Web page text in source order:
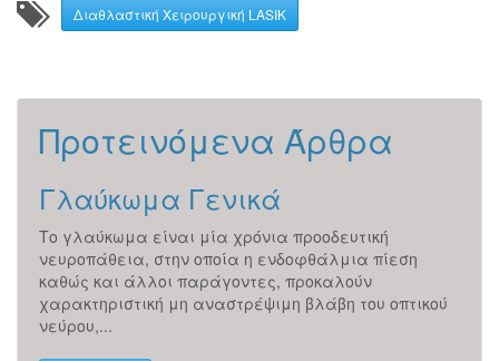
Διαθλαστική Χειρουργική LASIK
Προτεινόμενα Άρθρα
Γλαύκωμα Γενικά
Το γλαύκωμα είναι μία χρόνια προοδευτική
νευροπάθεια, στην οποία η ενδοφθάλμια πίεση
καθώς και άλλοι παράγοντες, προκαλούν
χαρακτηριστική μη αναστρέψιμη βλάβη του οπτικού
νεύρου,...